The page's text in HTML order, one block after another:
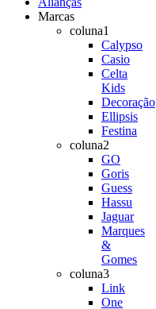
Marcas
coluna1
Calypso
Casio
Celta
Kids
Decoração
Ellipsis
Festina
coluna2
GO
Goris
Guess
Hassu
Jaguar
Marques
&
Gomes
coluna3
Link
One